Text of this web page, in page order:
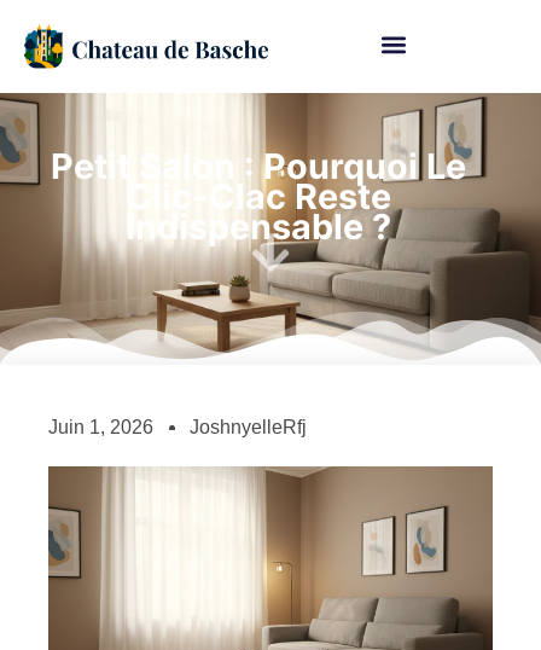
Petit Salon : Pourquoi Le
Clic-Clac Reste
Indispensable ?
Juin 1, 2026 JoshnyelleRfj